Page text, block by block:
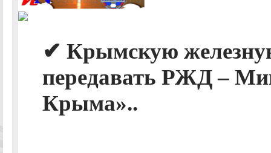
✔ Крымскую
передавать РЖД –
Крыма»..